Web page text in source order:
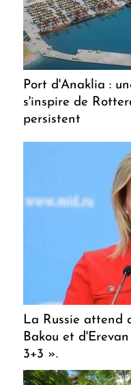
Port d'Anaklia :
s'inspire de
persistent
La Russie attend
Bakou et
3+3 ».